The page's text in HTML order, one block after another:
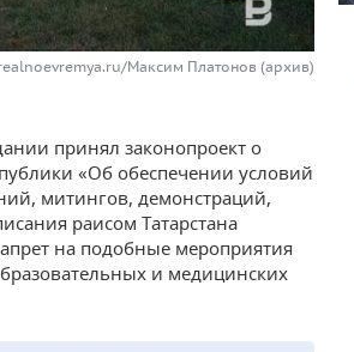
Максим Платонов (архив)
принял законопроект о
«Об обеспечении условий
митингов, демонстраций,
раисом Татарстана
на подобные мероприятия
и медицинских